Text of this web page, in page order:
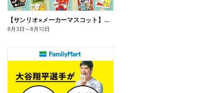
【サンリオ×メーカーマスコット】オリジナルグッズ貰える!
8月3日 ～8月10日